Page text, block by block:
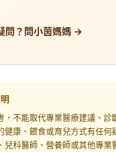
問？問小茵媽媽 →
，不能取代專業醫療建議、診
健康、餵食或育兒方式有任何
兒科醫師、營養師或其他專業